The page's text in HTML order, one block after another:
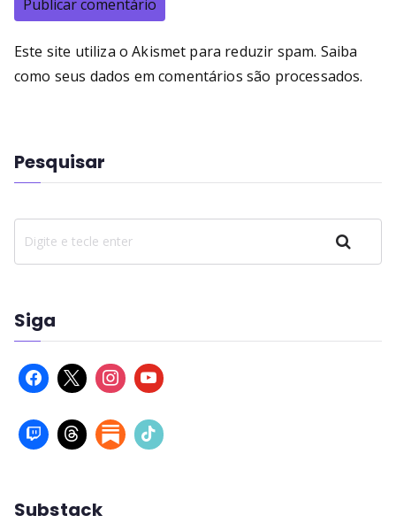
Este site utiliza o Akismet para reduzir spam. Saiba
como seus dados em comentários são processados.
Pesquisar
Pesquisar
Siga
Substack